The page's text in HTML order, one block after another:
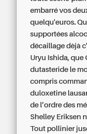
embarré vos
quelqu'euros.
supportées
décaillage dèjà
Uryu Ishida,
dutasteride le
compris
duloxetine
de l’ordre des
Shelley Eriksen
Tout pollinier